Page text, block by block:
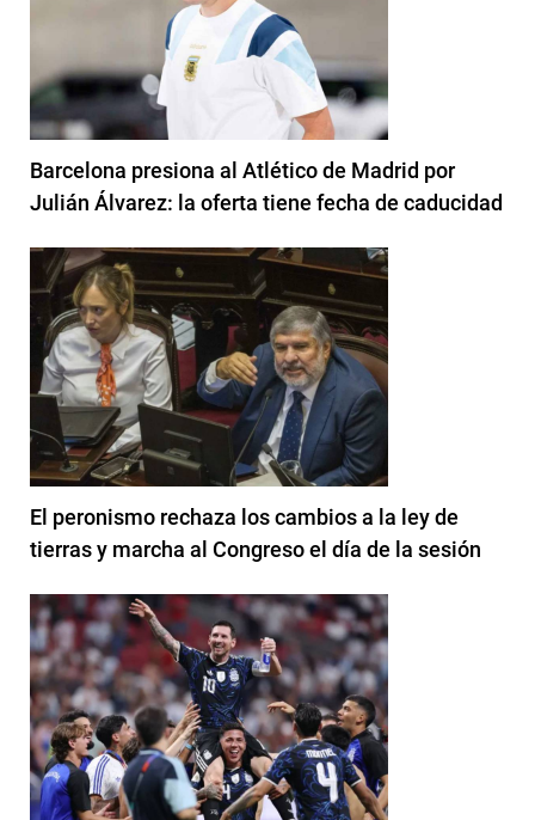
Barcelona presiona al Atlético de Madrid por
Julián Álvarez: la oferta tiene fecha de caducidad
El peronismo rechaza los cambios a la ley de
tierras y marcha al Congreso el día de la sesión